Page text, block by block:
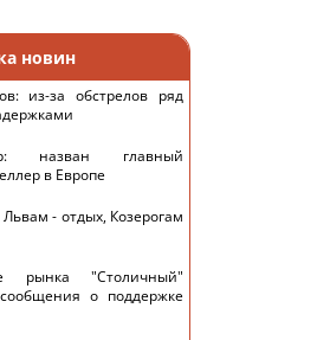
новин
из-за обстрелов ряд
назван главный
в Европе
Львам - отдых, Козерогам
рынка "Столичный"
о поддержке